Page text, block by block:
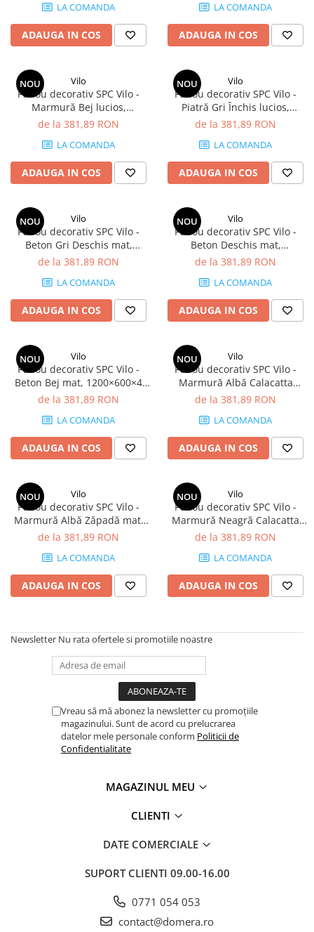
LA COMANDA
ADAUGA IN COS
LA COMANDA
ADAUGA IN COS
NOU Vilo
Panou decorativ SPC Vilo -
Marmură Bej lucios,
1200×600×4 mm, 2.88
de la 381,89 RON
LA COMANDA
ADAUGA IN COS
NOU Vilo
Panou decorativ SPC Vilo -
Piatră Gri Închis lucios,
1200×600×4 mm, 2.88
de la 381,89 RON
LA COMANDA
ADAUGA IN COS
NOU Vilo
Panou decorativ SPC Vilo -
Beton Gri Deschis mat,
1200×600×4 mm, 2.88
de la 381,89 RON
LA COMANDA
ADAUGA IN COS
NOU Vilo
Panou decorativ SPC Vilo -
Beton Deschis mat,
1200×600×4 mm, 2.88
de la 381,89 RON
LA COMANDA
ADAUGA IN COS
NOU Vilo
Panou decorativ SPC Vilo -
Beton Bej mat, 1200×600×4
mm, 2.88 mp/cutie (4 panouri)
de la 381,89 RON
LA COMANDA
ADAUGA IN COS
NOU Vilo
Panou decorativ SPC Vilo -
Marmură Albă Calacatta
lucios, 1200×600×4 mm, 2.88
de la 381,89 RON
LA COMANDA
ADAUGA IN COS
NOU Vilo
Panou decorativ SPC Vilo -
Marmură Albă Zăpadă mat,
1200×600×4 mm, 2.88
de la 381,89 RON
LA COMANDA
ADAUGA IN COS
NOU Vilo
Panou decorativ SPC Vilo -
Marmură Neagră Calacatta
lucios, 1200×600×4 mm, 2.88
de la 381,89 RON
LA COMANDA
ADAUGA IN COS
Newsletter Nu rata ofertele si promotiile noastre
Vreau să mă abonez la newsletter cu promoțiile
magazinului. Sunt de acord cu prelucrarea
datelor mele personale conform Politicii de
Confidentialitate
MAGAZINUL MEU
CLIENTI
DATE COMERCIALE
SUPORT CLIENTI 09.00-16.00
0771 054 053
contact@domera.ro